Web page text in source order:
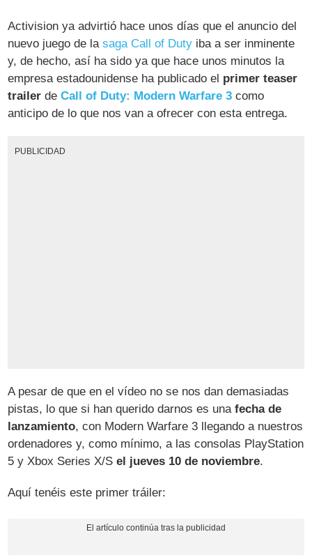
Activision ya advirtió hace unos días que el anuncio del
nuevo juego de lasaga Call of Duty iba a ser inminente
y, de hecho, así ha sido ya que hace unos minutos la
empresa estadounidense ha publicado el primer teaser
trailer de Call of Duty: Modern Warfare 3 como
anticipo de lo que nos van a ofrecer con esta entrega.
PUBLICIDAD
A pesar de que en el vídeo no se nos dan demasiadas
pistas, lo que si han querido darnos es unafecha de
lanzamiento, con Modern Warfare 3 llegando a nuestros
ordenadores y, como mínimo, a las consolas PlayStation
5 y Xbox Series X/Sel jueves 10 de noviembre.
Aquí tenéis este primer tráiler: